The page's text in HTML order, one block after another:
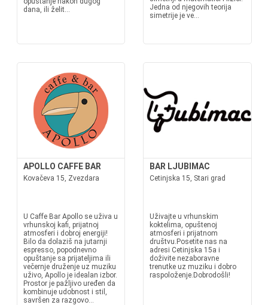
dana, ili želit...
Jedna od njegovih teorija
simetrije je ve...
APOLLO CAFFE BAR
Kovačeva 15, Zvezdara
U Caffe Bar Apollo se uživa u
vrhunskoj kafi, prijatnoj
atmosferi i dobroj energiji!
Bilo da dolaziš na jutarnji
espresso, popodnevno
opuštanje sa prijateljima ili
večernje druženje uz muziku
uživo, Apollo je idealan izbor.
Prostor je pažljivo uređen da
kombinuje udobnost i stil,
savršen za razgovo...
BAR LJUBIMAC
Cetinjska 15, Stari grad
Uživajte u vrhunskim
koktelima, opuštenoj
atmosferi i prijatnom
društvu.Posetite nas na
adresi Cetinjska 15a i
doživite nezaboravne
trenutke uz muziku i dobro
raspoloženje.Dobrodošli!